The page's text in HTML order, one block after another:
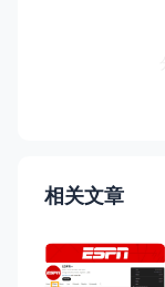
相关文章